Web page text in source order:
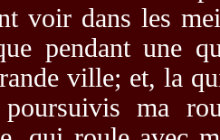
voir dans les
pendant une
ville; et, la
ma